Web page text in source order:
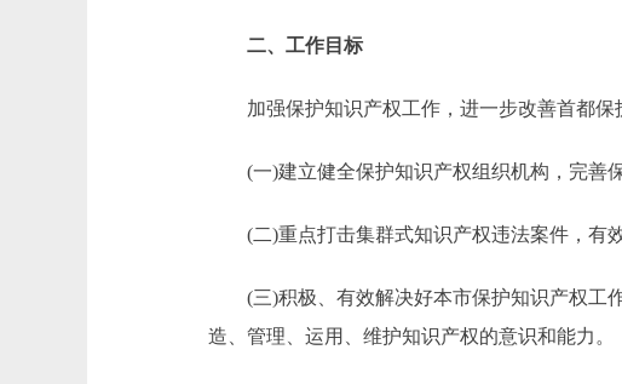
二、工作目标
加强保护知识产权工作，进一步改善首都保
(一)建立健全保护知识产权组织机构，完善保
(二)重点打击集群式知识产权违法案件，有效
(三)积极、有效解决好本市保护知识产权工作
造、管理、运用、维护知识产权的意识和能力。